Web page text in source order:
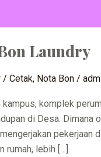
Laundry
/ Cetak, Nota Bon/
komplek
di Desa. Dimana
pekerjaan
rumah, lebih […]